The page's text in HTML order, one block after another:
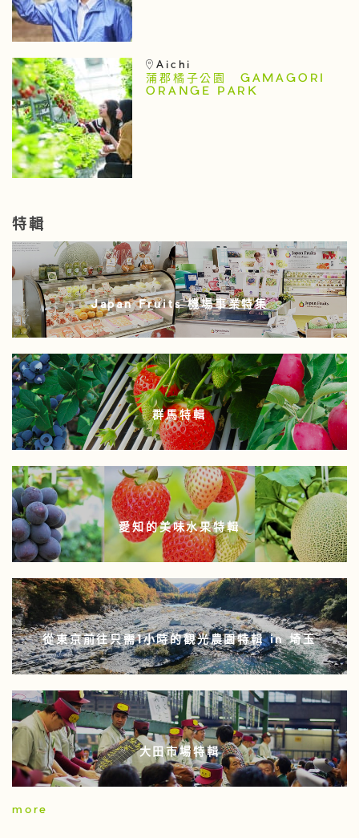
Aichi
蒲郡橘子公園 GAMAGORI
ORANGE PARK
特輯
Japan Fruits 機場事業特集
群馬特輯
愛知的美味水果特輯
從東京前往只需1小時的觀光農園特輯 in 埼玉
大田市場特輯
more